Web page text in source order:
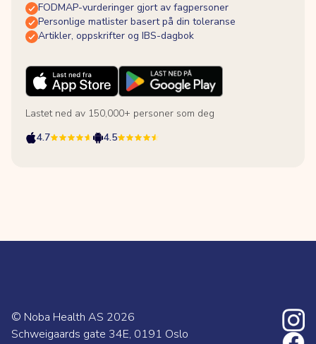
FODMAP-vurderinger gjort av fagpersoner
Personlige matlister basert på din toleranse
Artikler, oppskrifter og IBS-dagbok
Lastet ned av 150,000+ personer som deg
4.7
4.5
© Noba Health AS 2026
Schweigaards gate 34E, 0191 Oslo